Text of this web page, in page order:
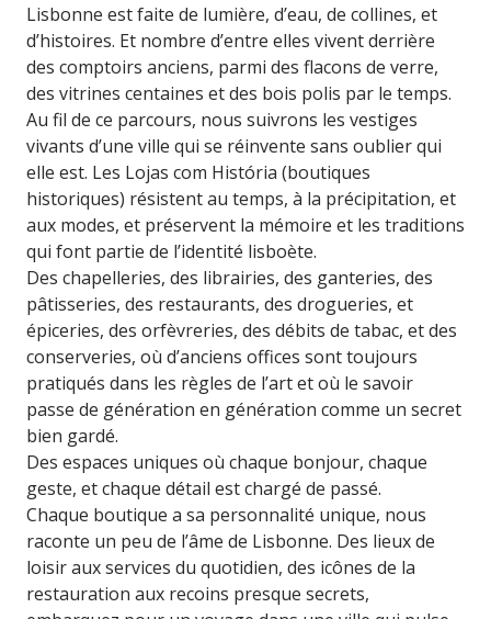
Lisbonne est faite de lumière, d’eau, de collines, et
d’histoires. Et nombre d’entre elles vivent derrière
des comptoirs anciens, parmi des flacons de verre,
des vitrines centaines et des bois polis par le temps.
Au fil de ce parcours, nous suivrons les vestiges
vivants d’une ville qui se réinvente sans oublier qui
elle est. Les Lojas com História (boutiques
historiques) résistent au temps, à la précipitation, et
aux modes, et préservent la mémoire et les traditions
qui font partie de l’identité lisboète.
Des chapelleries, des librairies, des ganteries, des
pâtisseries, des restaurants, des drogueries, et
épiceries, des orfèvreries, des débits de tabac, et des
conserveries, où d’anciens offices sont toujours
pratiqués dans les règles de l’art et où le savoir
passe de génération en génération comme un secret
bien gardé.
Des espaces uniques où chaque bonjour, chaque
geste, et chaque détail est chargé de passé.
Chaque boutique a sa personnalité unique, nous
raconte un peu de l’âme de Lisbonne. Des lieux de
loisir aux services du quotidien, des icônes de la
restauration aux recoins presque secrets,